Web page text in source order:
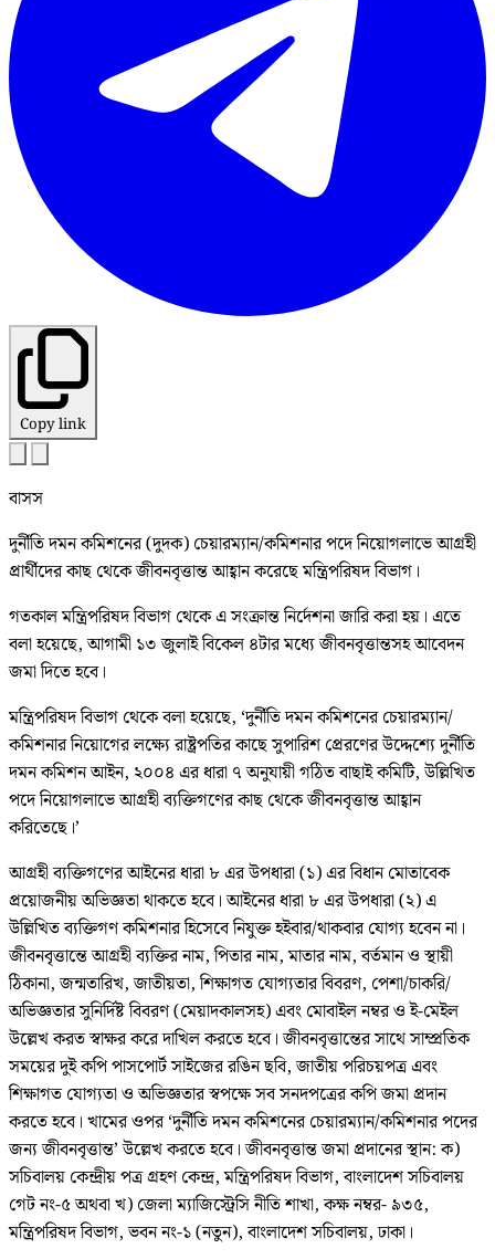
Copy link
বাসস
দুর্নীতি দমন কমিশনের (দুদক) চেয়ারম্যান/কমিশনার পদে নিয়োগলাভে আগ্রহী
প্রার্থীদের কাছ থেকে জীবনবৃত্তান্ত আহ্বান করেছে মন্ত্রিপরিষদ বিভাগ।
গতকাল মন্ত্রিপরিষদ বিভাগ থেকে এ সংক্রান্ত নির্দেশনা জারি করা হয়। এতে
বলা হয়েছে, আগামী ১৩ জুলাই বিকেল ৪টার মধ্যে জীবনবৃত্তান্তসহ আবেদন
জমা দিতে হবে।
মন্ত্রিপরিষদ বিভাগ থেকে বলা হয়েছে, ‘দুর্নীতি দমন কমিশনের চেয়ারম্যান/
কমিশনার নিয়োগের লক্ষ্যে রাষ্ট্রপতির কাছে সুপারিশ প্রেরণের উদ্দেশ্যে দুর্নীতি
দমন কমিশন আইন, ২০০৪ এর ধারা ৭ অনুযায়ী গঠিত বাছাই কমিটি, উল্লিখিত
পদে নিয়োগলাভে আগ্রহী ব্যক্তিগণের কাছ থেকে জীবনবৃত্তান্ত আহ্বান
করিতেছে।’
আগ্রহী ব্যক্তিগণের আইনের ধারা ৮ এর উপধারা (১) এর বিধান মোতাবেক
প্রয়োজনীয় অভিজ্ঞতা থাকতে হবে। আইনের ধারা ৮ এর উপধারা (২) এ
উল্লিখিত ব্যক্তিগণ কমিশনার হিসেবে নিযুক্ত হইবার/থাকবার যোগ্য হবেন না।
জীবনবৃত্তান্তে আগ্রহী ব্যক্তির নাম, পিতার নাম, মাতার নাম, বর্তমান ও স্থায়ী
ঠিকানা, জন্মতারিখ, জাতীয়তা, শিক্ষাগত যোগ্যতার বিবরণ, পেশা/চাকরি/
অভিজ্ঞতার সুনির্দিষ্ট বিবরণ (মেয়াদকালসহ) এবং মোবাইল নম্বর ও ই-মেইল
উল্লেখ করত স্বাক্ষর করে দাখিল করতে হবে। জীবনবৃত্তান্তের সাথে সাম্প্রতিক
সময়ের দুই কপি পাসপোর্ট সাইজের রঙিন ছবি, জাতীয় পরিচয়পত্র এবং
শিক্ষাগত যোগ্যতা ও অভিজ্ঞতার স্বপক্ষে সব সনদপত্রের কপি জমা প্রদান
করতে হবে। খামের ওপর ‘দুর্নীতি দমন কমিশনের চেয়ারম্যান/কমিশনার পদের
জন্য জীবনবৃত্তান্ত’ উল্লেখ করতে হবে। জীবনবৃত্তান্ত জমা প্রদানের স্থান: ক)
সচিবালয় কেন্দ্রীয় পত্র গ্রহণ কেন্দ্র, মন্ত্রিপরিষদ বিভাগ, বাংলাদেশ সচিবালয়
গেট নং-৫ অথবা খ) জেলা ম্যাজিস্ট্রেসি নীতি শাখা, কক্ষ নম্বর- ৯৩৫,
মন্ত্রিপরিষদ বিভাগ, ভবন নং-১ (নতুন), বাংলাদেশ সচিবালয়, ঢাকা।